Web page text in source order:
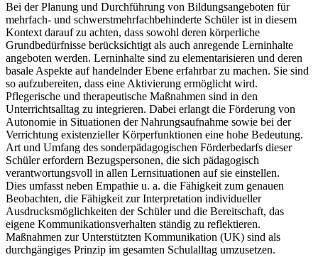
Bei der Planung und Durchführung von Bildungsangeboten für
mehrfach- und schwerstmehrfachbehinderte Schüler ist in diesem
Kontext darauf zu achten, dass sowohl deren körperliche
Grundbedürfnisse berücksichtigt als auch anregende Lerninhalte
angeboten werden. Lerninhalte sind zu elementarisieren und deren
basale Aspekte auf handelnder Ebene erfahrbar zu machen. Sie sind
so aufzubereiten, dass eine Aktivierung ermöglicht wird.
Pflegerische und therapeutische Maßnahmen sind in den
Unterrichtsalltag zu integrieren. Dabei erlangt die Förderung von
Autonomie in Situationen der Nahrungsaufnahme sowie bei der
Verrichtung existenzieller Körperfunktionen eine hohe Bedeutung.
Art und Umfang des sonderpädagogischen Förderbedarfs dieser
Schüler erfordern Bezugspersonen, die sich pädagogisch
verantwortungsvoll in allen Lernsituationen auf sie einstellen.
Dies umfasst neben Empathie u. a. die Fähigkeit zum genauen
Beobachten, die Fähigkeit zur Interpretation individueller
Ausdrucksmöglichkeiten der Schüler und die Bereitschaft, das
eigene Kommunikationsverhalten ständig zu reflektieren.
Maßnahmen zur Unterstützten Kommunikation (UK) sind als
durchgängiges Prinzip im gesamten Schulalltag umzusetzen.